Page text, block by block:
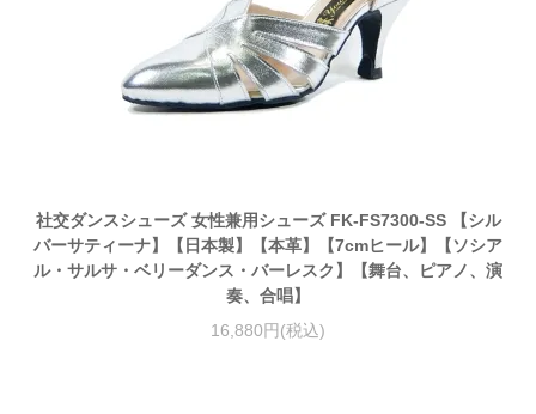
社交ダンスシューズ 女性兼用シューズ FK-FS7300-SS 【シル
バーサティーナ】【日本製】【本革】【7cmヒール】【ソシア
ル・サルサ・ベリーダンス・バーレスク】【舞台、ピアノ、演
奏、合唱】
16,880円(税込)